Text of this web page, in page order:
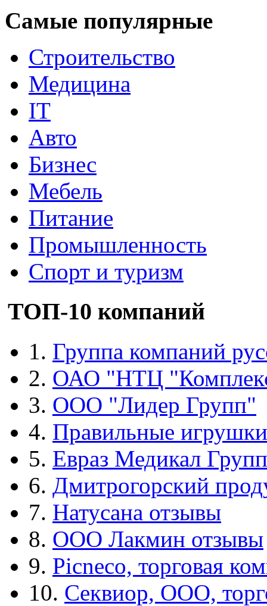
Самые популярные
Строительство
Медицина
IT
Авто
Бизнес
Мебель
Питание
Промышленность
Спорт и туризм
ТОП-10 компаний
1. Группа компаний
2. ОАО "НТЦ
3. ООО "Лидер Групп"
4. Правильные игрушки
5. Евраз Медикал Групп
6. Дмитрогорский
7. Натусана отзывы
8. ООО Лакмин отзывы
9. Picneco, торговая
10. Секвиор, ООО,